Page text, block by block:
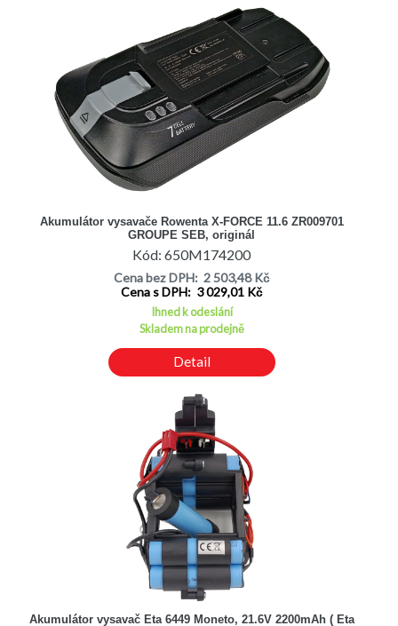
Akumulátor vysavače Rowenta X-FORCE 11.6 ZR009701
GROUPE SEB, originál
Kód: 650M174200
Cena bez DPH: 2 503,48 Kč
Cena s DPH: 3 029,01 Kč
Ihned k odeslání
Skladem na prodejně
Detail
Akumulátor vysavač Eta 6449 Moneto, 21.6V 2200mAh ( Eta